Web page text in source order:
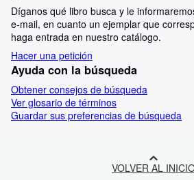
Díganos qué libro busca y le
e-mail, en cuanto un ejemplar que
haga entrada en nuestro catálogo.
Hacer una petición
Ayuda con la búsqueda
Obtener consejos de búsqueda
Ver glosario de términos
Guardar sus preferencias de búsqueda
VOLVER AL